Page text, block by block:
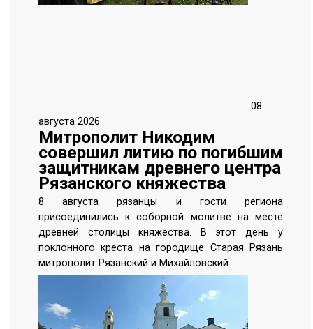
08
августа 2026
Митрополит Никодим
совершил литию по погибшим
защитникам древнего центра
Рязанского княжества
8 августа рязанцы и гости региона
присоединились к соборной молитве на месте
древней столицы княжества. В этот день у
поклонного креста на городище Старая Рязань
митрополит Рязанский и Михайловский…